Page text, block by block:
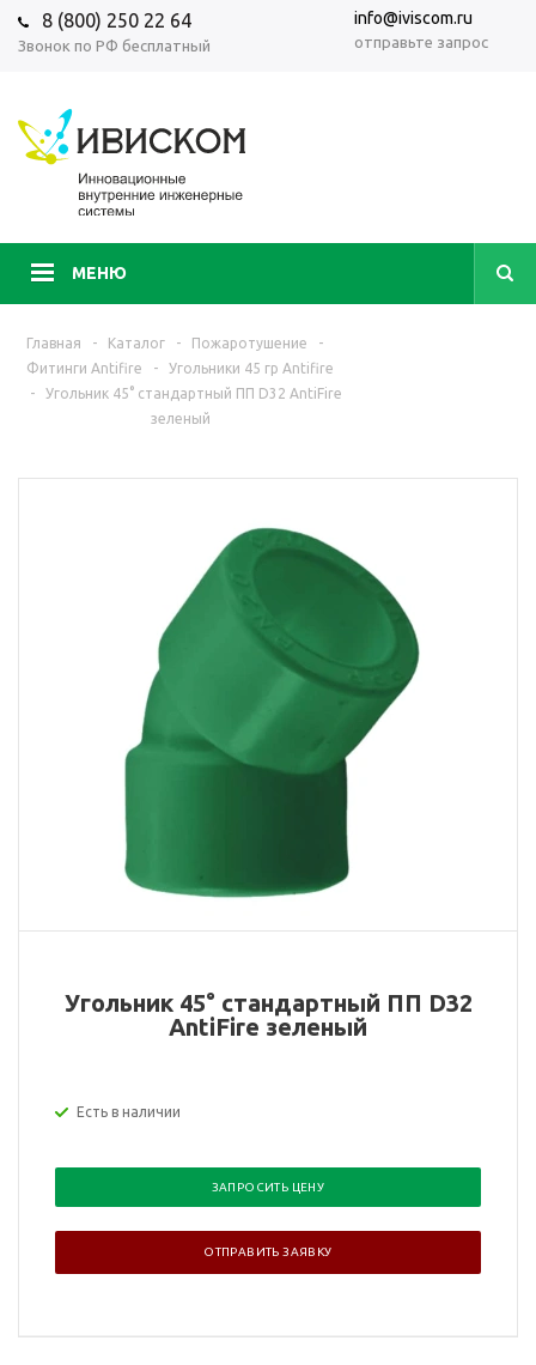
8 (800) 250 22 64
Звонок по РФ бесплатный
info@iviscom.ru
отправьте запрос
МЕНЮ
Главная - Каталог - Пожаротушение
-
Фитинги Antifire
-
Угольники 45 гр Antifire
-
Угольник 45° стандартный ПП D32 AntiFire
зеленый
Угольник 45° стандартный ПП D32
AntiFire зеленый
Есть в наличии
ЗАПРОСИТЬ ЦЕНУ
ОТПРАВИТЬ ЗАЯВКУ